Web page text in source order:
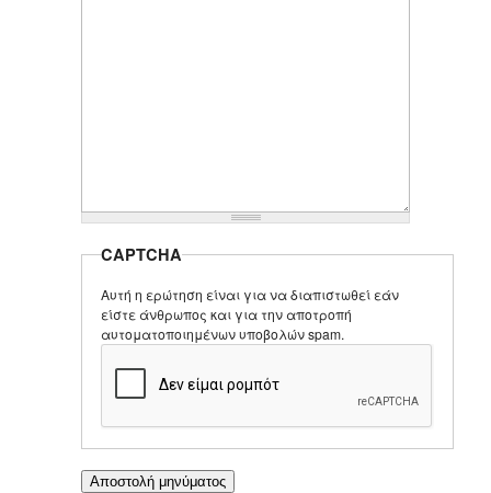
CAPTCHA
Αυτή η ερώτηση είναι για να διαπιστωθεί εάν
είστε άνθρωπος και για την αποτροπή
αυτοματοποιημένων υποβολών spam.